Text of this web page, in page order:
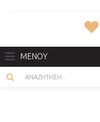
ΜΕΝΟΥ